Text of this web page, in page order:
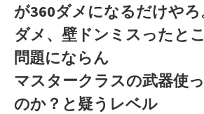
が360ダメになるだけや
ダメ、壁ドンミスったと
問題にならん
マスタークラスの武器使
のか？と疑うレベル